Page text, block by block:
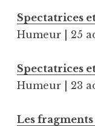
Spectatrices
Humeur | 25
Spectatrices
Humeur | 23
Les fragments